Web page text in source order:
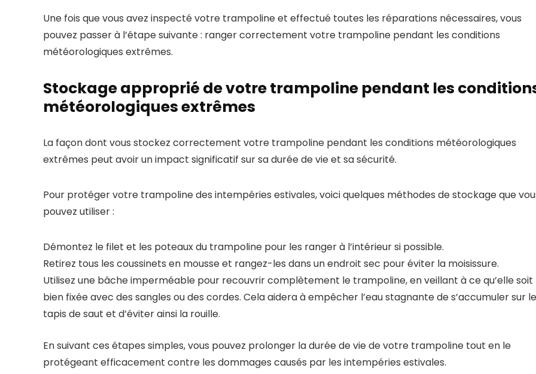
Une fois que vous avez inspecté votre trampoline et effectué toutes les réparations nécessaires, vous
pouvez passer à l’étape suivante : ranger correctement votre trampoline pendant les conditions
météorologiques extrêmes.
Stockage approprié de votre trampoline pendant les
météorologiques extrêmes
La façon dont vous stockez correctement votre trampoline pendant les conditions météorologiques
extrêmes peut avoir un impact significatif sur sa durée de vie et sa sécurité.
Pour protéger votre trampoline des intempéries estivales, voici quelques méthodes de stockage que
pouvez utiliser :
Démontez le filet et les poteaux du trampoline pour les ranger à l’intérieur si possible.
Retirez tous les coussinets en mousse et rangez-les dans un endroit sec pour éviter la moisissure.
Utilisez une bâche imperméable pour recouvrir complètement le trampoline, en veillant à ce qu’elle soit
bien fixée avec des sangles ou des cordes. Cela aidera à empêcher l’eau stagnante de s’accumuler sur le
tapis de saut et d’éviter ainsi la rouille.
En suivant ces étapes simples, vous pouvez prolonger la durée de vie de votre trampoline tout en le
protégeant efficacement contre les dommages causés par les intempéries estivales.